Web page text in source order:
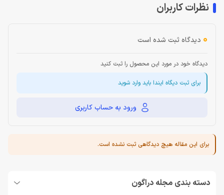
نظرات کاربران
0 دیدگاه ثبت شده است
دیدگاه خود در مورد این محصول را ثبت کنید
برای ثبت دیگاه ایندا باید وارد شوید
ورود به حساب کاربری
برای این مقاله هیچ دیدگاهی ثبت نشده است.
دسته بندی مجله دراگون